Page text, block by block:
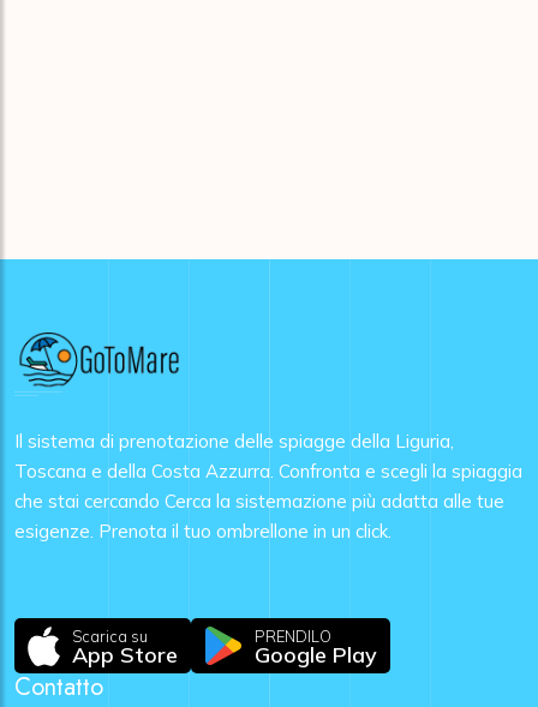
Il sistema di prenotazione delle spiagge della Liguria,
Toscana e della Costa Azzurra. Confronta e scegli la spiaggia
che stai cercando Cerca la sistemazione più adatta alle tue
esigenze. Prenota il tuo ombrellone in un click.
Scarica su
App Store
PRENDILO
Google Play
Contatto